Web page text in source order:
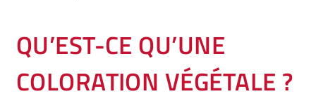
QU’EST-CE QU’UNE
COLORATION VÉGÉTALE ?